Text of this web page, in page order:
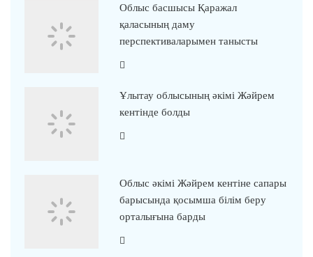
Облыс басшысы Қаражал
қаласының даму
перспективаларымен танысты
Ұлытау облысының әкімі Жәйрем
кентінде болды
Облыс әкімі Жәйрем кентіне сапары
барысында қосымша білім беру
орталығына барды